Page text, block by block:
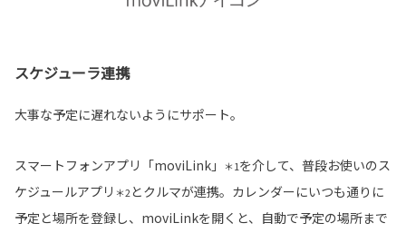
スケジューラ連携
大事な予定に遅れないようにサポート。
スマートフォンアプリ「moviLink」 ＊1を介して、普段お使いのス
ケジュールアプリ ＊2とクルマが連携。カレンダーにいつも通りに
予定と場所を登録し、moviLinkを開くと、自動で予定の場所まで